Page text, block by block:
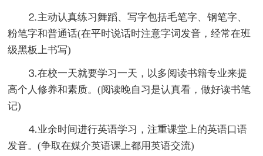
⒉主动认真练习舞蹈、写字包括毛笔字、钢笔字、
粉笔字和普通话(在平时说话时注意字词发音，经常在班
级黑板上书写)
⒊在校一天就要学习一天，以多阅读书籍专业来提
高个人修养和素质。(阅读晚自习是认真看，做好读书笔
记)
⒋业余时间进行英语学习，注重课堂上的英语口语
发音。(争取在媒介英语课上都用英语交流)